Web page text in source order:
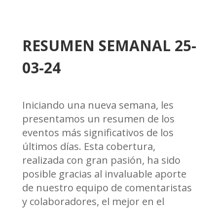
RESUMEN SEMANAL 25-
03-24
Iniciando una nueva semana, les
presentamos un resumen de los
eventos más significativos de los
últimos días. Esta cobertura,
realizada con gran pasión, ha sido
posible gracias al invaluable aporte
de nuestro equipo de comentaristas
y colaboradores, el mejor en el